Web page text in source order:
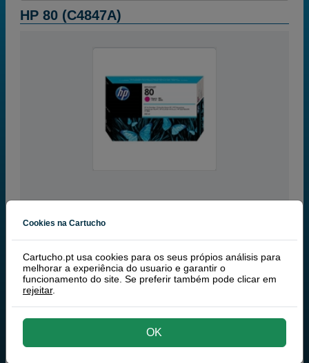
HP 80 (C4847A)
350 ml(0,62 € por ml)
PVP 240,35 € 218,50 € 177,64 € iva ex
Cookies na Cartucho
Cartucho.pt usa cookies para os seus própios análisis para
melhorar a experiência do usuario e garantir o
funcionamento do site. Se preferir também pode clicar em
rejeitar.
OK